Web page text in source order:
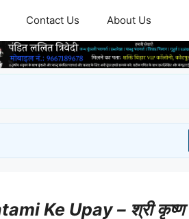
Contact Us About Us
Ke Upay – श्री कृष्ण